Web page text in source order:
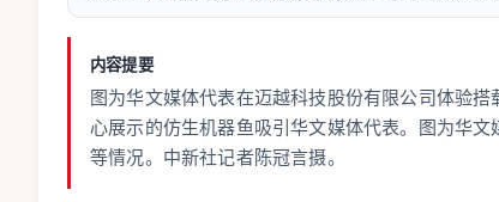
内容提要
图为华文媒体代表在迈越科技股份有限公司体验
心展示的仿生机器鱼吸引华文媒体代表。图为华
等情况。中新社记者陈冠言摄。